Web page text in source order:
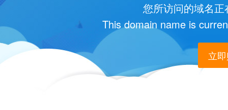
您所访问的域名
This domain name is
立